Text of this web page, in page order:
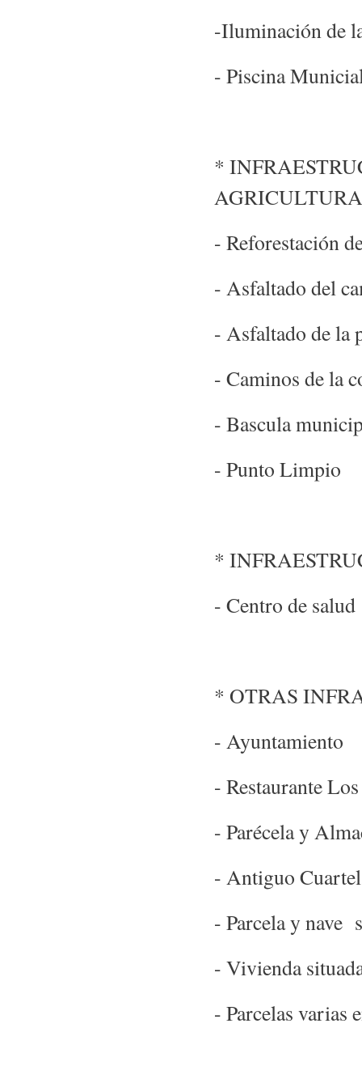
-Iluminación de
- Piscina
*
AGRICULTURA
- Reforestación
- Asfaltado del
- Asfaltado de la
- Caminos de la
- Bascula
- Punto Limpio
*
- Centro de salud
* OTRAS
- Ayuntamiento
- Restaurante
- Parécela y
- Antiguo
- Parcela y nave
- Vivienda
- Parcelas